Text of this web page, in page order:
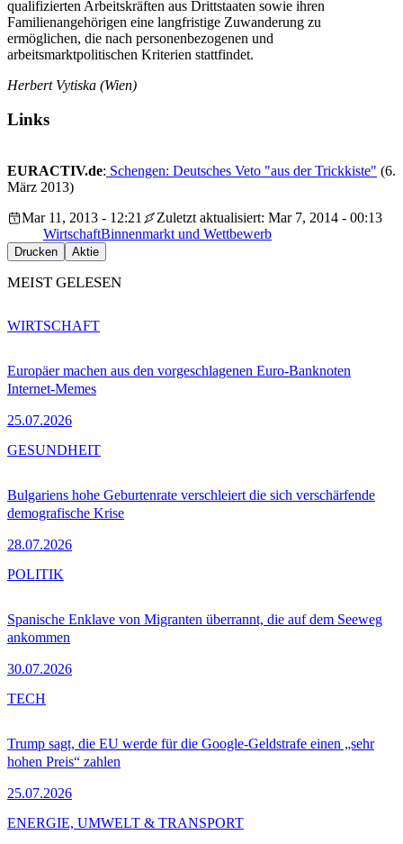
qualifizierten Arbeitskräften aus Drittstaaten sowie ihren
Familienangehörigen eine langfristige Zuwanderung zu
ermöglichen, die nach personenbezogenen und
arbeitsmarktpolitischen Kriterien stattfindet.
Herbert Vytiska (Wien)
Links
EURACTIV.de: Schengen: Deutsches Veto "aus der Trickkiste" (6.
März 2013)
Mar 11, 2013 - 12:21
Zuletzt aktualisiert: Mar 7, 2014 - 00:13
WirtschaftBinnenmarkt und Wettbewerb
Drucken Aktie
MEIST GELESEN
Europäer machen aus den vorgeschlagenen Euro-Banknoten
Internet-Memes
25.07.2026
WIRTSCHAFT
Bulgariens hohe Geburtenrate verschleiert die sich verschärfende
demografische Krise
28.07.2026
GESUNDHEIT
Spanische Enklave von Migranten überrannt, die auf dem Seeweg
ankommen
30.07.2026
POLITIK
Trump sagt, die EU werde für die Google-Geldstrafe einen „sehr
hohen Preis“ zahlen
25.07.2026
TECH
ENERGIE, UMWELT & TRANSPORT